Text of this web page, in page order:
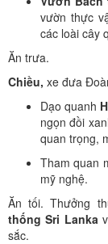
vườn thực
các loài cây
Ăn trưa.
Chiều, xe đưa
Dạo quanh
ngọn đồi
quan trọng,
Tham quan
mỹ nghệ.
Ăn tối. Thưởng
thống Sri Lanka
sắc.